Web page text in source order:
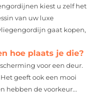
kiest u zelf het
van uw luxe
gaat kopen,
hoe plaats je die?
voor een deur.
geeft ook een mooi
hebben de voorkeur...